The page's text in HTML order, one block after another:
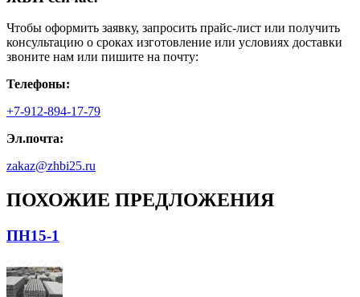
Чтобы оформить заявку, запросить прайс-лист или получить
консультацию о сроках изготовление или условиях доставки
звоните нам или пишите на почту:
Телефоны:
+7-912-894-17-79
Эл.почта:
zakaz@zhbi25.ru
ПОХОЖИЕ ПРЕДЛОЖЕНИЯ
ПН15-1